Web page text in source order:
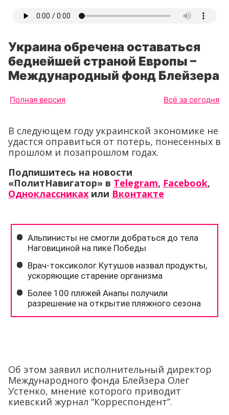
Украина обречена оставаться
беднейшей страной Европы –
Международный фонд Блейзера
Полная версия Всё за сегодня
В следующем году украинской экономике не
удастся оправиться от потерь, понесенных в
прошлом и позапрошлом годах.
Подпишитесь на новости
«ПолитНавигатор» в Telegram, Facebook,
Одноклассниках или Вконтакте
Об этом заявил исполнительный директор
Международного фонда Блейзера Олег
Устенко, мнение которого приводит
киевский журнал “Корреспондент”.